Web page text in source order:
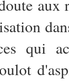
aux
qui